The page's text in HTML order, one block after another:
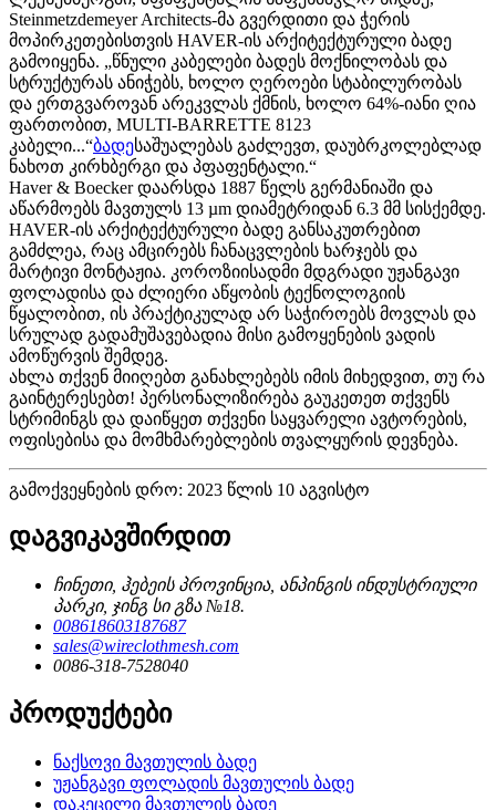
Steinmetzdemeyer Architects-მა გვერდითი და ჭერის
მოპირკეთებისთვის HAVER-ის არქიტექტურული ბადე
გამოიყენა. „წნული კაბელები ბადეს მოქნილობას და
სტრუქტურას ანიჭებს, ხოლო ღეროები სტაბილურობას
და ერთგვაროვან არეკვლას ქმნის, ხოლო 64%-იანი ღია
ფართობით, MULTI-BARRETTE 8123
კაბელი...“ბადესაშუალებას გაძლევთ, დაუბრკოლებლად
ნახოთ კირხბერგი და პფაფენტალი.“
Haver & Boecker დაარსდა 1887 წელს გერმანიაში და
აწარმოებს მავთულს 13 µm დიამეტრიდან 6.3 მმ სისქემდე.
HAVER-ის არქიტექტურული ბადე განსაკუთრებით
გამძლეა, რაც ამცირებს ჩანაცვლების ხარჯებს და
მარტივი მონტაჟია. კოროზიისადმი მდგრადი უჟანგავი
ფოლადისა და ძლიერი აწყობის ტექნოლოგიის
წყალობით, ის პრაქტიკულად არ საჭიროებს მოვლას და
სრულად გადამუშავებადია მისი გამოყენების ვადის
ამოწურვის შემდეგ.
ახლა თქვენ მიიღებთ განახლებებს იმის მიხედვით, თუ რა
გაინტერესებთ! პერსონალიზირება გაუკეთეთ თქვენს
სტრიმინგს და დაიწყეთ თქვენი საყვარელი ავტორების,
ოფისებისა და მომხმარებლების თვალყურის დევნება.
გამოქვეყნების დრო: 2023 წლის 10 აგვისტო
დაგვიკავშირდით
ჩინეთი, ჰებეის პროვინცია, ანპინგის ინდუსტრიული
პარკი, ჯინგ სი გზა №18.
008618603187687
sales@wireclothmesh.com
0086-318-7528040
პროდუქტები
ნაქსოვი მავთულის ბადე
უჟანგავი ფოლადის მავთულის ბადე
დაკეცილი მავთულის ბადე